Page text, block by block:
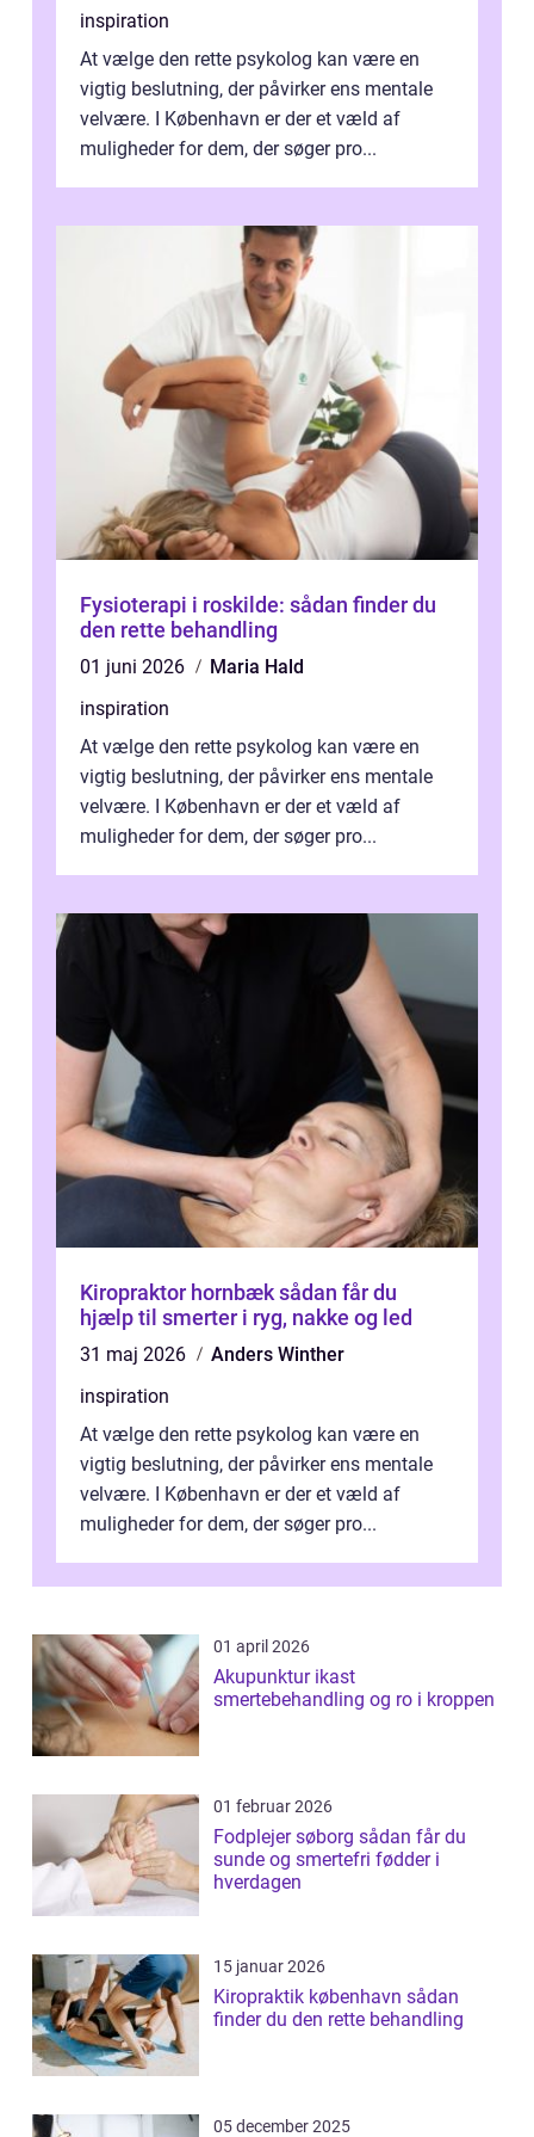
inspiration
At vælge den rette psykolog kan være en
vigtig beslutning, der påvirker ens mentale
velvære. I København er der et væld af
muligheder for dem, der søger pro...
Fysioterapi i roskilde: sådan finder du
den rette behandling
01 juni 2026
Maria Hald
inspiration
At vælge den rette psykolog kan være en
vigtig beslutning, der påvirker ens mentale
velvære. I København er der et væld af
muligheder for dem, der søger pro...
Kiropraktor hornbæk sådan får du
hjælp til smerter i ryg, nakke og led
31 maj 2026
Anders Winther
inspiration
At vælge den rette psykolog kan være en
vigtig beslutning, der påvirker ens mentale
velvære. I København er der et væld af
muligheder for dem, der søger pro...
01 april 2026
Akupunktur ikast
smertebehandling og ro i kroppen
01 februar 2026
Fodplejer søborg sådan får du
sunde og smertefri fødder i
hverdagen
15 januar 2026
Kiropraktik københavn sådan
finder du den rette behandling
05 december 2025